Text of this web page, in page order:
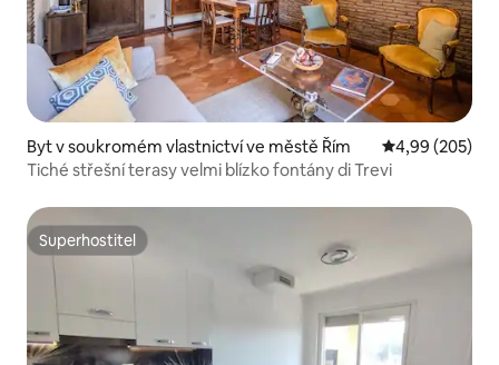
Byt v soukromém vlastnictví ve městě Řím Průměrné
4,99 (205)
Tiché střešní terasy velmi blízko fontány di Trevi
Superhostitel
Superhostitel